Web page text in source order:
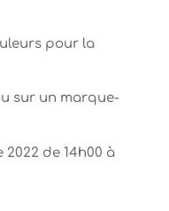
pour la
sur un marque-
de 14h00 à